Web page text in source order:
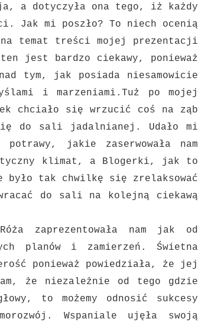
ja, a dotyczyła ona tego, iż każdy
Jak mi poszło? To niech ocenią
temat treści mojej prezentacji
jest bardzo ciekawy, ponieważ
tym, jak posiada niesamowicie
i marzeniami.Tuż po mojej
chciało się wrzucić coś na ząb
się do sali
jadalnianej. Udało mi
jakie zaserwowała nam
klimat, a Blogerki, jak to
było tak chwilkę się zrelaksować
do sali na kolejną ciekawą
zaprezentowała nam jak od
planów i zamierzeń. Świetna
ponieważ powiedziała, że jej
że niezależnie od tego gdzie
to możemy odnosić sukcesy
Wspaniale ujęła swoją